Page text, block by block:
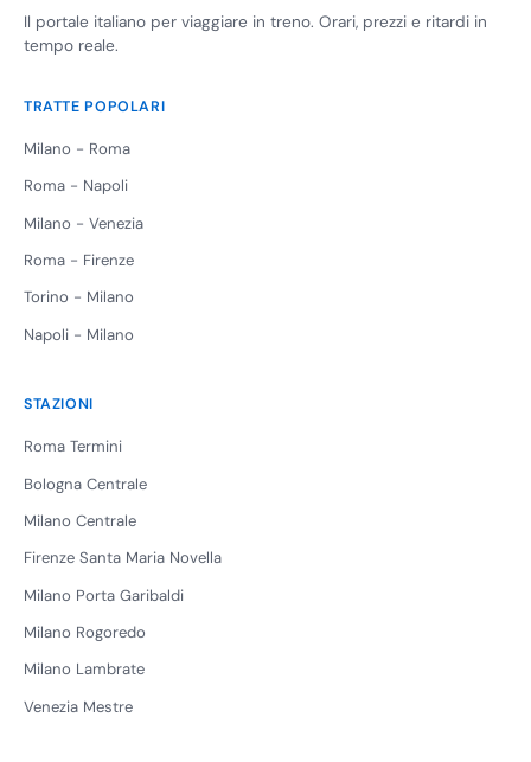
Il portale italiano per viaggiare in treno. Orari, prezzi e ritardi in
tempo reale.
TRATTE POPOLARI
Milano - Roma
Roma - Napoli
Milano - Venezia
Roma - Firenze
Torino - Milano
Napoli - Milano
STAZIONI
Roma Termini
Bologna Centrale
Milano Centrale
Firenze Santa Maria Novella
Milano Porta Garibaldi
Milano Rogoredo
Milano Lambrate
Venezia Mestre